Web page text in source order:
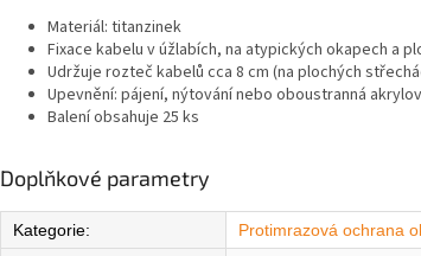
Materiál: titanzinek
Fixace kabelu v úžlabích, na atypických okapech a
Udržuje rozteč kabelů cca 8 cm (na plochých
Upevnění: pájení, nýtování nebo oboustranná
Balení obsahuje 25 ks
Doplňkové parametry
Kategorie:
Protimrazová ochrana